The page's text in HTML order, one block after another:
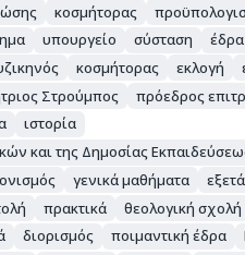
κοσμήτορας
υπουργείο σύσταση έδρα
κοσμήτορας εκλογή
Στρούμπος πρόεδρος
ιστορία
και της Δημοσίας
γενικά μαθήματα
πρακτικά θεολογική σχολή
διορισμός ποιμαντική έδρα